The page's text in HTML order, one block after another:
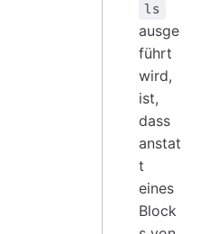
ls
ausge
führt
wird,
ist,
dass
anstat
t
eines
Block